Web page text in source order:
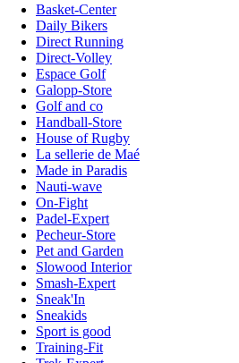
Basket-Center
Daily Bikers
Direct Running
Direct-Volley
Espace Golf
Galopp-Store
Golf and co
Handball-Store
House of Rugby
La sellerie de Maé
Made in Paradis
Nauti-wave
On-Fight
Padel-Expert
Pecheur-Store
Pet and Garden
Slowood Interior
Smash-Expert
Sneak'In
Sneakids
Sport is good
Training-Fit